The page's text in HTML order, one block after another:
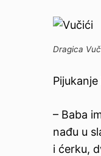
Dragica
– Baba
nađu u
i ćerku,